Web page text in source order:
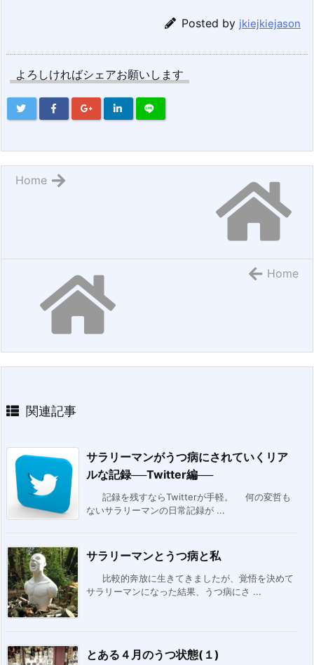
Posted by jkiejkiejason
よろしければシェアお願いします
Home
Home
関連記事
サラリーマンがうつ病にされていくリア
ルな記録──Twitter編──
記録を残すならTwitterが手軽。 何の変哲も
ないサラリーマンの日常記録が ...
サラリーマンとうつ病と私
比較的奔放に生きてきましたが、覚悟を決めて
サラリーマンになった結果、うつ病にさ ...
とある４月のうつ状態(１)